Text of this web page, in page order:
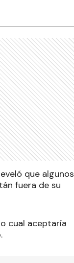
que algunos
fuera de su
cual aceptaría